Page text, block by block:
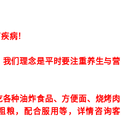
病！
们理念是平时要注重养生与营
种油炸食品、方便面、烧烤肉
粮，配合服用等，详情咨询客